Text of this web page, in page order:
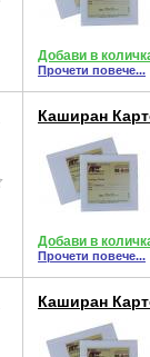
Добави в
Прочети повече...
Каширан
Добави в
Прочети повече...
Каширан